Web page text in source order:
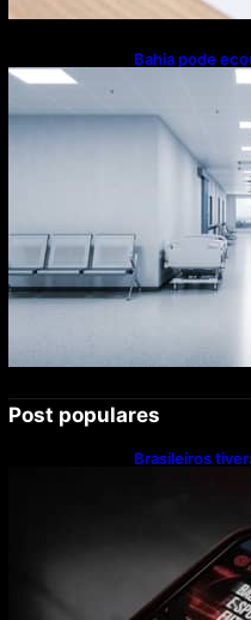
Bahia pode
com
Post populares
Brasileiros